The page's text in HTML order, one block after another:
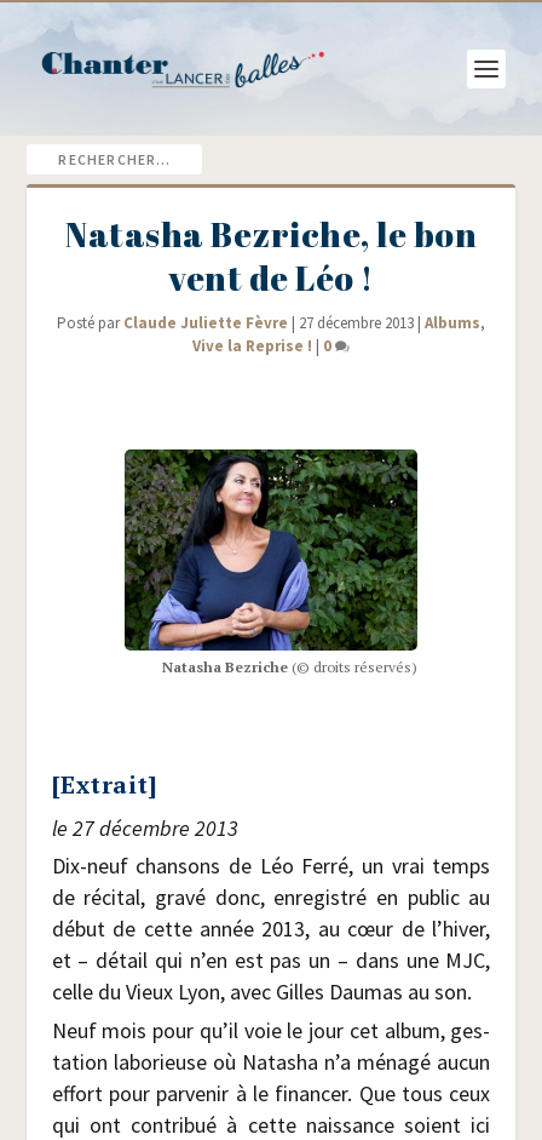
Natasha Bezriche, le bon
vent de Léo !
Posté parClaude Juliette Fèvre | 27 décembre 2013 | Albums,
Vive la Reprise ! | 0
Nata­sha Bez­riche (© droits réservés)
[Extrait]
le 27 décembre 2013
Dix-neuf chan­sons de Léo Fer­ré, un vrai temps
de réci­tal, gra­vé donc, enre­gis­tré en public au
début de cette année 2013, au cœur de l’hiver,
et – détail qui n’en est pas un – dans une MJC,
celle du Vieux Lyon, avec Gilles Dau­mas au son.
Neuf mois pour qu’il voie le jour cet album, ges­
ta­tion labo­rieuse où Nata­sha n’a ména­gé aucun
effort pour par­ve­nir à le finan­cer. Que tous ceux
qui ont contri­bué à cette nais­sance soient ici